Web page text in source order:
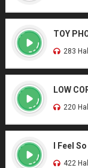
TOY
283
LOW
220
I Feel
422